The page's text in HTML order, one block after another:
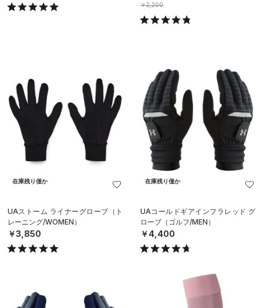
￥2,200
在庫残り僅か
UAストーム ライナーグローブ（ト
レーニング/WOMEN）
￥3,850
在庫残り僅か
UAコールドギアインフラレッド グ
ローブ（ゴルフ/MEN）
￥4,400